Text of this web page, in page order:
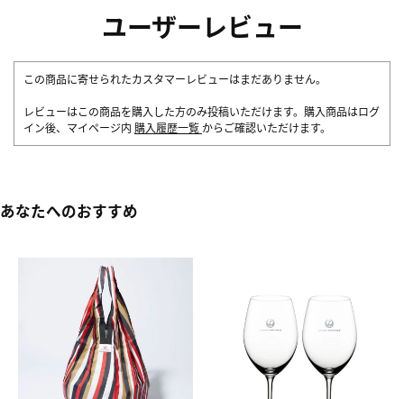
ユーザーレビュー
この商品に寄せられたカスタマーレビューはまだありません。
レビューはこの商品を購入した方のみ投稿いただけます。購入商品はログ
イン後、マイページ内 購入履歴一覧 からご確認いただけます。
あなたへのおすすめ